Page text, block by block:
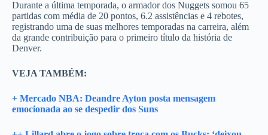
Durante a última temporada, o armador dos Nuggets somou 65
partidas com média de 20 pontos, 6.2 assistências e 4 rebotes,
registrando uma de suas melhores temporadas na carreira, além
da grande contribuição para o primeiro título da história de
Denver.
VEJA TAMBÉM:
+ Mercado NBA: Deandre Ayton posta mensagem
emocionada ao se despedir dos Suns